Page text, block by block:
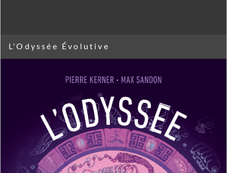
L'Odyssée Évolutive